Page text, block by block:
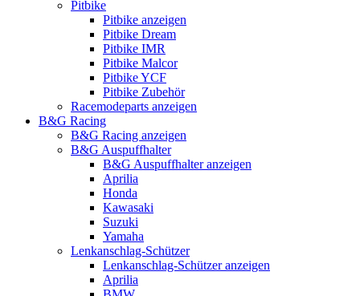
Pitbike
Pitbike anzeigen
Pitbike Dream
Pitbike IMR
Pitbike Malcor
Pitbike YCF
Pitbike Zubehör
Racemodeparts anzeigen
B&G Racing
B&G Racing anzeigen
B&G Auspuffhalter
B&G Auspuffhalter anzeigen
Aprilia
Honda
Kawasaki
Suzuki
Yamaha
Lenkanschlag-Schützer
Lenkanschlag-Schützer anzeigen
Aprilia